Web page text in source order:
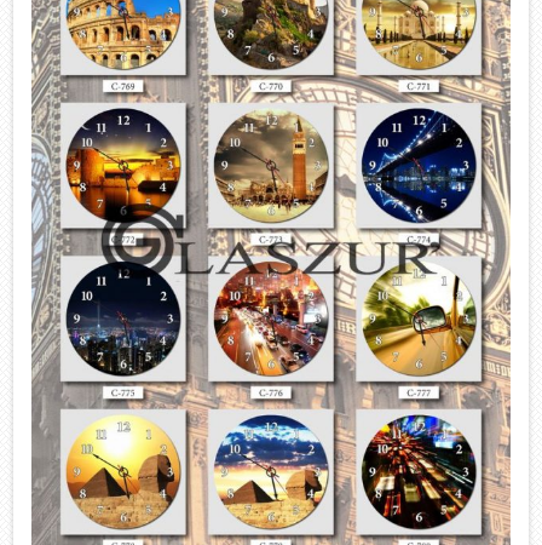
Покраска по RAL
Профиля
В разработке!